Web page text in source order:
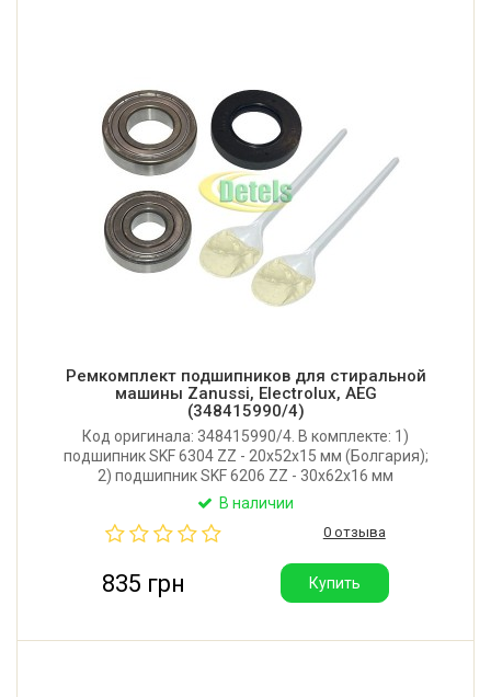
Ремкомплект подшипников для стиральной
машины Zanussi, Electrolux, AEG
(348415990/4)
Код оригинала: 348415990/4. В комплекте: 1)
подшипник SKF 6304 ZZ - 20x52x15 мм (Болгария);
2) подшипник SKF 6206 ZZ - 30x62x16 мм
(Болгария); 3) сальник Rolf 35*62*11/12,5 (Италия);
крестовины - 2 порции.
В наличии
0 отзыва
835 грн Купить